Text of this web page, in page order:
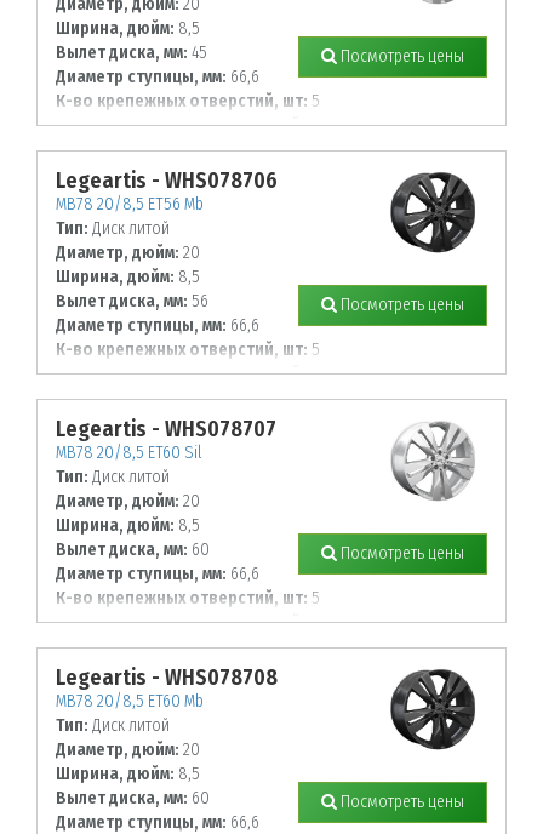
Ширина, дюйм: 8,5
Вылет диска, мм: 45
Диаметр ступицы, мм: 66,6
К-во крепежных отверстий, шт: 5
Диаметр располож. отверстий, мм:
112
Посмотреть цены
Legeartis - WHS078706
MB78 20/8,5 ET56 Mb
Тип: Диск литой
Диаметр, дюйм: 20
Ширина, дюйм: 8,5
Вылет диска, мм: 56
Диаметр ступицы, мм: 66,6
К-во крепежных отверстий, шт: 5
Диаметр располож. отверстий, мм:
112
Посмотреть цены
Legeartis - WHS078707
MB78 20/8,5 ET60 Sil
Тип: Диск литой
Диаметр, дюйм: 20
Ширина, дюйм: 8,5
Вылет диска, мм: 60
Диаметр ступицы, мм: 66,6
К-во крепежных отверстий, шт: 5
Диаметр располож. отверстий, мм:
112
Посмотреть цены
Legeartis - WHS078708
MB78 20/8,5 ET60 Mb
Тип: Диск литой
Диаметр, дюйм: 20
Ширина, дюйм: 8,5
Вылет диска, мм: 60
Диаметр ступицы, мм: 66,6
Посмотреть цены